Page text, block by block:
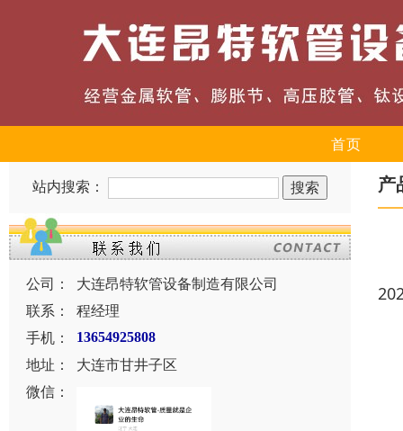
首页
站内搜索：
公司：
大连昂特软管设备制造有限公司
联系：
程经理
手机：
13654925808
地址：
大连市甘井子区
微信：
产